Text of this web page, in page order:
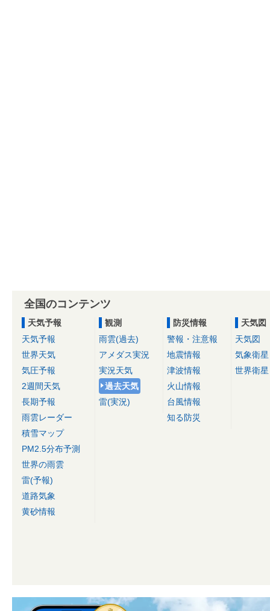
全国のコンテンツ
天気予報
天気予報
世界天気
気圧予報
2週間天気
長期予報
雨雲レーダー
積雪マップ
PM2.5分布予測
世界の雨雲
雷(予報)
道路気象
黄砂情報
観測
雨雲(過去)
アメダス実況
実況天気
過去天気
雷(実況)
防災情報
警報・注意報
地震情報
津波情報
火山情報
台風情報
知る防災
天気図
天気図
気象衛星
世界衛星